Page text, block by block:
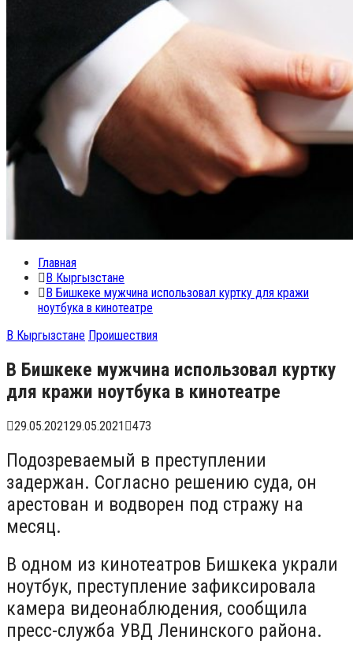
Главная
В Кыргызстане
В Бишкеке мужчина использовал куртку для кражи
ноутбука в кинотеатре
В Кыргызстане Проишествия
В Бишкеке мужчина использовал куртку
для кражи ноутбука в кинотеатре
29.05.202129.05.2021 473
Подозреваемый в преступлении
задержан. Согласно решению суда, он
арестован и водворен под стражу на
месяц.
В одном из кинотеатров Бишкека украли
ноутбук, преступление зафиксировала
камера видеонаблюдения, сообщила
пресс-служба УВД Ленинского района.